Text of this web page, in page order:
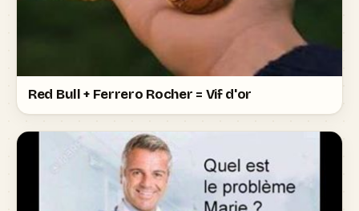
Red Bull + Ferrero Rocher = Vif d'or